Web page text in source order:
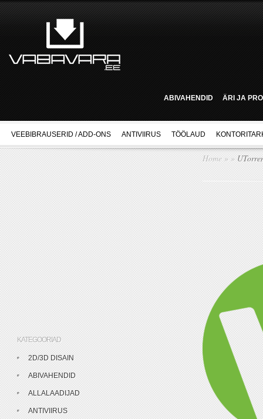
ABIVAHENDID ÄRI JA
VEEBIBRAUSERID / ADD-ONS ANTIVIIRUS TÖÖLAUD
Home » »
KATEGOORIAD
2D/3D DISAIN
ABIVAHENDID
ALLALAADIJAD
ANTIVIIRUS